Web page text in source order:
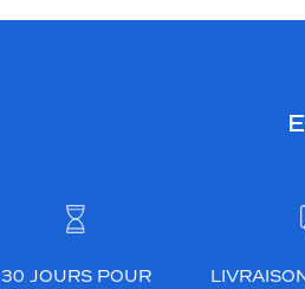
30 JOURS POUR